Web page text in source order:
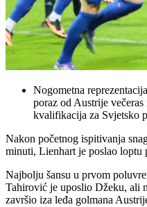
Nogometna
poraz od Austrije
kvalifikacija za Svjetsko
Nakon početnog ispitivanja
minuti, Lienhart je poslao loptu
Najbolju šansu u prvom
Tahirović je uposlio Džeku, ali
završio iza leđa golmana